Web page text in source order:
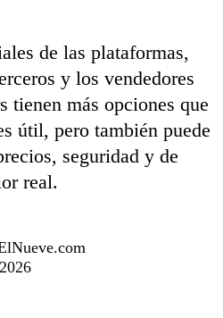
de las plataformas,
y los vendedores
tienen más opciones que
útil, pero también puede
seguridad y de
real.